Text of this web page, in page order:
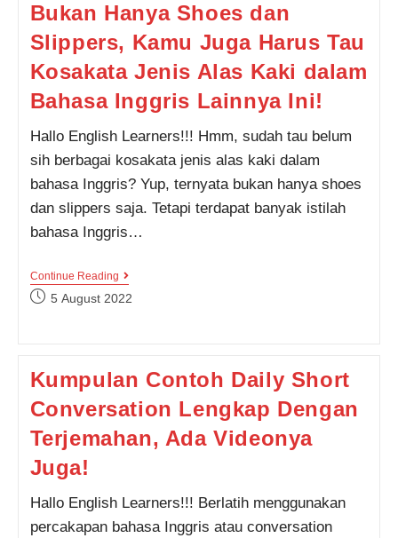
Umum
Digunakan,
Lengkap
Dengan
Contoh
Kalimatnya
Bukan Hanya Shoes dan
Slippers, Kamu Juga Harus Tau
Kosakata Jenis Alas Kaki dalam
Bahasa Inggris Lainnya Ini!
Hallo English Learners!!! Hmm, sudah tau belum
sih berbagai kosakata jenis alas kaki dalam
bahasa Inggris? Yup, ternyata bukan hanya shoes
dan slippers saja. Tetapi terdapat banyak istilah
bahasa Inggris…
Continue ReadingBukan
Shoes
Harus
Tau
Kosakata
Jenis
Alas
Kaki
Lainnya
Post5 August 2022
Kumpulan Contoh Daily Short
Conversation Lengkap Dengan
Terjemahan, Ada Videonya
Juga!
Hallo English Learners!!! Berlatih menggunakan
percakapan bahasa Inggris atau conversation